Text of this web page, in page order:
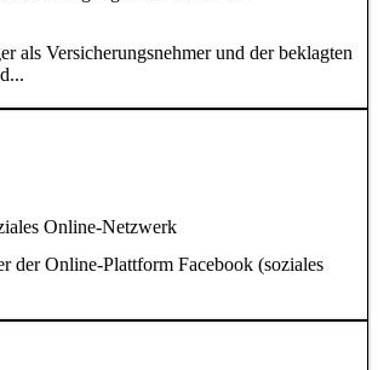
als Versicherungsnehmer und der beklagten
Online-Netzwerk
der Online-Plattform Facebook (soziales